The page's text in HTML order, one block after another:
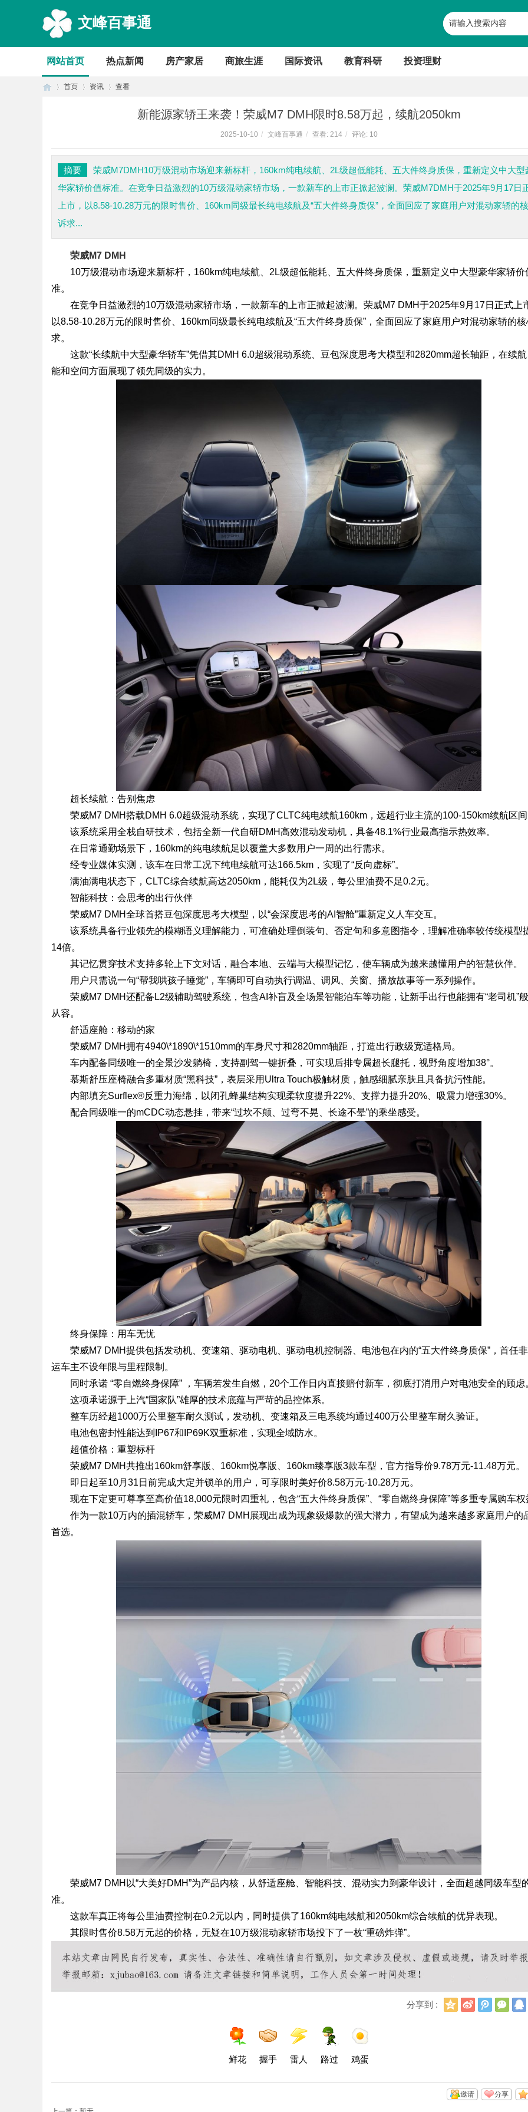
文峰百事通
网站首页 热点新闻 房产家居 商旅生涯 国际资讯 教育科研 投资理财
首页 资讯 查看
新能源家轿王来袭！荣威M7 DMH限时8.58万起，续航2050km
2025-10-10 / 文峰百事通 / 查看: 214 / 评论: 10
摘要
荣威M7DMH10万级混动市场迎来新标杆，160km纯电续航、2L级超低能耗、五大件终身质保，重新定义中大型
华家轿价值标准。在竞争日益激烈的10万级混动家轿市场，一款新车的上市正掀起波澜。荣威M7DMH于2025年9月17日
上市，以8.58-10.28万元的限时售价、160km同级最长纯电续航及“五大件终身质保”，全面回应了家庭用户对混动家轿的
诉求...
荣威M7 DMH
10万级混动市场迎来新标杆，160km纯电续航、2L级超低能耗、五大件终身质保，重新定义中大型豪华家轿价
准。
在竞争日益激烈的10万级混动家轿市场，一款新车的上市正掀起波澜。荣威M7 DMH于2025年9月17日正式上
以8.58-10.28万元的限时售价、160km同级最长纯电续航及“五大件终身质保”，全面回应了家庭用户对混动家轿的
求。
这款“长续航中大型豪华轿车”凭借其DMH 6.0超级混动系统、豆包深度思考大模型和2820mm超长轴距，在续
能和空间方面展现了领先同级的实力。
超长续航：告别焦虑
荣威M7 DMH搭载DMH 6.0超级混动系统，实现了CLTC纯电续航160km，远超行业主流的100-150km续航区间
该系统采用全栈自研技术，包括全新一代自研DMH高效混动发动机，具备48.1%行业最高指示热效率。
在日常通勤场景下，160km的纯电续航足以覆盖大多数用户一周的出行需求。
经专业媒体实测，该车在日常工况下纯电续航可达166.5km，实现了“反向虚标”。
满油满电状态下，CLTC综合续航高达2050km，能耗仅为2L级，每公里油费不足0.2元。
智能科技：会思考的出行伙伴
荣威M7 DMH全球首搭豆包深度思考大模型，以“会深度思考的AI智舱”重新定义人车交互。
该系统具备行业领先的模糊语义理解能力，可准确处理倒装句、否定句和多意图指令，理解准确率较传统模型
14倍。
其记忆贯穿技术支持多轮上下文对话，融合本地、云端与大模型记忆，使车辆成为越来越懂用户的智慧伙伴。
用户只需说一句“帮我哄孩子睡觉”，车辆即可自动执行调温、调风、关窗、播放故事等一系列操作。
荣威M7 DMH还配备L2级辅助驾驶系统，包含AI补盲及全场景智能泊车等功能，让新手出行也能拥有“老司机”
从容。
舒适座舱：移动的家
荣威M7 DMH拥有4940\*1890\*1510mm的车身尺寸和2820mm轴距，打造出行政级宽适格局。
车内配备同级唯一的全景沙发躺椅，支持副驾一键折叠，可实现后排专属超长腿托，视野角度增加38°。
慕斯舒压座椅融合多重材质“黑科技”，表层采用Ultra Touch极触材质，触感细腻亲肤且具备抗污性能。
内部填充Surflex®反重力海绵，以闭孔蜂巢结构实现柔软度提升22%、支撑力提升20%、吸震力增强30%。
配合同级唯一的mCDC动态悬挂，带来“过坎不颠、过弯不晃、长途不晕”的乘坐感受。
终身保障：用车无忧
荣威M7 DMH提供包括发动机、变速箱、驱动电机、驱动电机控制器、电池包在内的“五大件终身质保”，首任
运车主不设年限与里程限制。
同时承诺 “零自燃终身保障” ，车辆若发生自燃，20个工作日内直接赔付新车，彻底打消用户对电池安全的顾虑
这项承诺源于上汽“国家队”雄厚的技术底蕴与严苛的品控体系。
整车历经超1000万公里整车耐久测试，发动机、变速箱及三电系统均通过400万公里整车耐久验证。
电池包密封性能达到IP67和IP69K双重标准，实现全域防水。
超值价格：重塑标杆
荣威M7 DMH共推出160km舒享版、160km悦享版、160km臻享版3款车型，官方指导价9.78万元-11.48万元。
即日起至10月31日前完成大定并锁单的用户，可享限时美好价8.58万元-10.28万元。
现在下定更可尊享至高价值18,000元限时四重礼，包含“五大件终身质保”、“零自燃终身保障”等多重专属购车权
作为一款10万内的插混轿车，荣威M7 DMH展现出成为现象级爆款的强大潜力，有望成为越来越多家庭用户的
首选。
荣威M7 DMH以“大美好DMH”为产品内核，从舒适座舱、智能科技、混动实力到豪华设计，全面超越同级车型
准。
这款车真正将每公里油费控制在0.2元以内，同时提供了160km纯电续航和2050km综合续航的优异表现。
其限时售价8.58万元起的价格，无疑在10万级混动家轿市场投下了一枚“重磅炸弹”。
分享到 :
Q
新
浪
腾
讯
微
信
鲜花 握手 雷人 路过 鸡蛋
分享
邀请